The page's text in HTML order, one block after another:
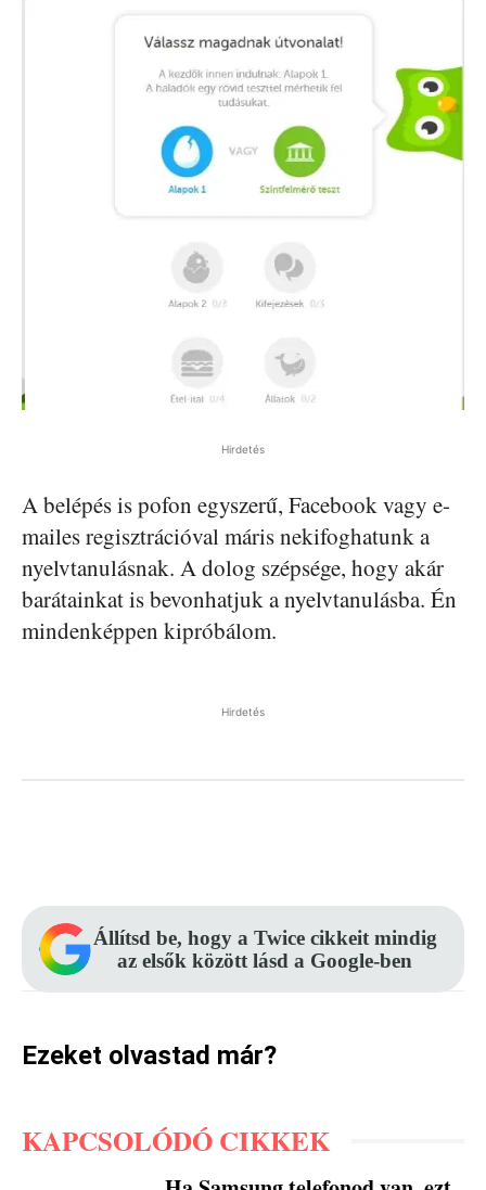
Hirdetés
A belépés is pofon egyszerű, Facebook vagy e-
mailes regisztrációval máris nekifoghatunk a
nyelvtanulásnak. A dolog szépsége, hogy akár
barátainkat is bevonhatjuk a nyelvtanulásba. Én
mindenképpen kipróbálom.
Hirdetés
Állítsd be, hogy a Twice cikkeit mindig
az elsők között lásd a Google-ben
Ezeket olvastad már?
KAPCSOLÓDÓ CIKKEK